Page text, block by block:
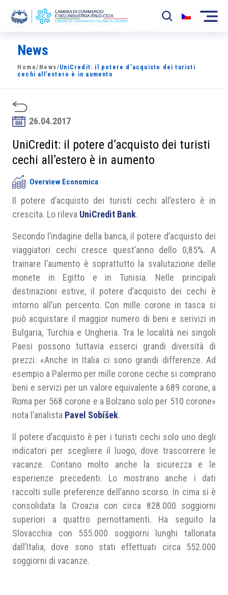
La Camera
News
Sviluppo Mercato
Soci
Partner
Progetti
Area riservata
News
Home/ News/UniCredit: il potere d’acquisto dei turisti
cechi all’estero è in aumento
26.04.2017
UniCredit: il potere d’acquisto dei turisti
cechi all’estero è in aumento
Overview Economica
Il potere d’acquisto dei turisti cechi all’estero è in
crescita. Lo rileva UniCredit Bank.
Secondo l’indagine della banca, il potere d’acquisto dei
viaggiatori cechi cresce quest’anno dello 0,85%. A
trainare l’aumento è soprattutto la svalutazione delle
monete in Egitto e in Tunisia. Nelle principali
destinazioni estive, il potere d’acquisto dei cechi è
intorno all’un percento. Con mille corone in tasca si
può acquistare il maggior numero di beni e serivizi in
Bulgaria, Turchia e Ungheria. Tra le località nei singoli
Paesi possono tuttavia esserci grandi diversità di
prezzi. «Anche in Italia ci sono grandi differenze. Ad
esempio a Palermo per mille corone ceche si comprano
beni e servizi per un valore equivalente a 689 corone, a
Roma per 568 corone e a Bolzano solo per 510 corone»
nota l’analista Pavel Sobíšek.
Il potere d’acquisto è per i turisti cechi solo uno degli
indicatori per scegliere il luogo, dove trascorrere le
vacanze. Contano molto anche la sicurezza e le
esperienze precedenti. Lo mostrano anche i dati
raccolti sulle preferenze dell’anno scorso. In cima si è
consolidata la Croazia con circa 828.000 soggiorni
superiori a quattro pernottamenti. Ha seguito la
Slovacchia con 555.000 soggiorni lunghi tallonata
dall’Italia, dove sono stati effettuati circa 552.000
soggiorni di vacanze.